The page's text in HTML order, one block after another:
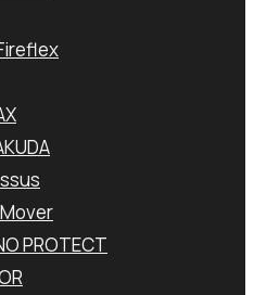
PROTECT